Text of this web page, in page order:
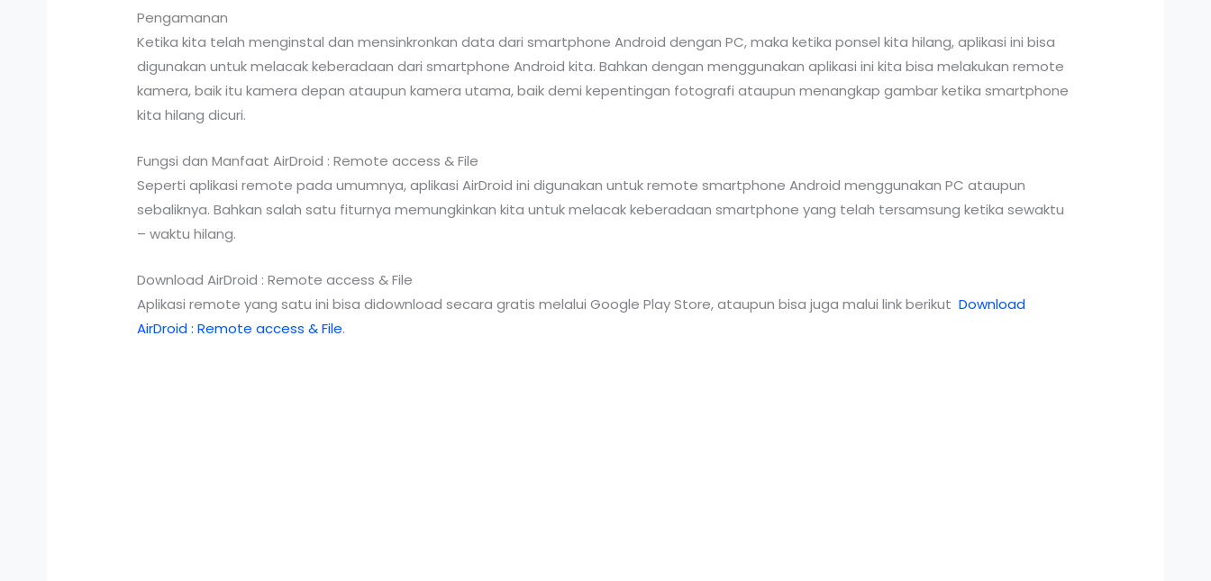
Pengamanan
Ketika kita telah menginstal dan mensinkronkan data dari smartphone Android dengan PC, maka ketika ponsel kita hilang, aplikasi ini bisa
digunakan untuk melacak keberadaan dari smartphone Android kita. Bahkan dengan menggunakan aplikasi ini kita bisa melakukan remote
kamera, baik itu kamera depan ataupun kamera utama, baik demi kepentingan fotografi ataupun menangkap gambar ketika smartphone
kita hilang dicuri.
Fungsi dan Manfaat AirDroid : Remote access & File
Seperti aplikasi remote pada umumnya, aplikasi AirDroid ini digunakan untuk remote smartphone Android menggunakan PC ataupun
sebaliknya. Bahkan salah satu fiturnya memungkinkan kita untuk melacak keberadaan smartphone yang telah tersamsung ketika sewaktu
– waktu hilang.
Download AirDroid : Remote access & File
Aplikasi remote yang satu ini bisa didownload secara gratis melalui Google Play Store, ataupun bisa juga malui link berikutDownload
AirDroid : Remote access & File.